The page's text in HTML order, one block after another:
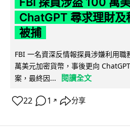
ChatGPT 尋求理財及
被捕
FBI 一名資深反情報探員涉嫌利用
萬美元加密貨幣，事後更向
案，最終因...
閱讀全文
22 1 ↗ 分享